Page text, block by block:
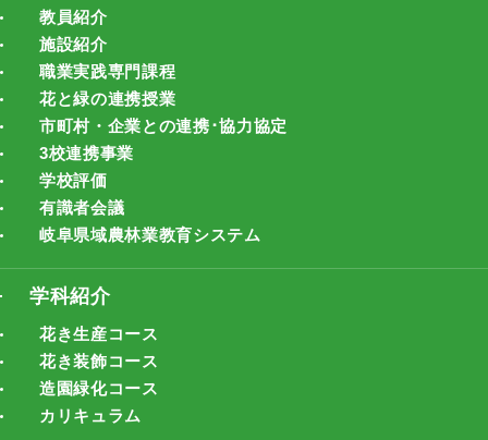
教員紹介
施設紹介
職業実践専門課程
花と緑の連携授業
市町村・企業との連携･協力協定
3校連携事業
学校評価
有識者会議
岐阜県域農林業教育システム
学科紹介
花き生産コース
花き装飾コース
造園緑化コース
カリキュラム